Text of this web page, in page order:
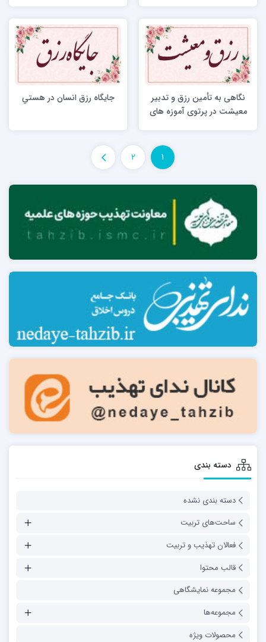
نگاهی به تأمین رزق و تدبیر
معیشت در پرتوی آموزه های
جايگاه رزق انسان در هستي
1
2
دسته بندی
دسته بندی نشده
ساحت‌های تربیت
فعالان تهذیب و تربیت
قالب محتوا
مجموعه نمایشگاهی
مجموعه‌ها
محصولات ویژه